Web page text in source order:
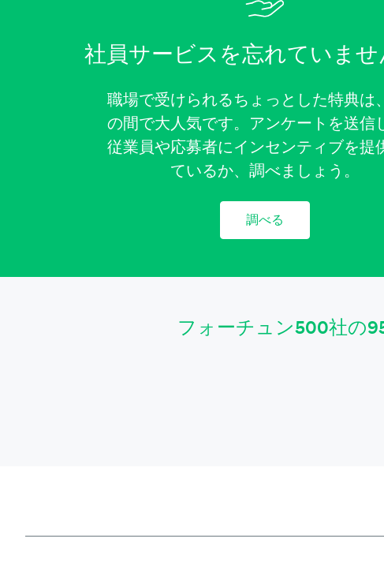
社員サービスを忘れていませ
職場で受けられるちょっとした特典は
の間で大人気です。アンケートを送信
従業員や応募者にインセンティブを提
ているか、調べましょう。
調べる
フォーチュン500社の